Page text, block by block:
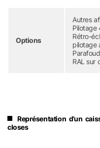
Options
Autres
Pilotage
Rétro-
pilotage
RAL sur
Représentation d’un
closes